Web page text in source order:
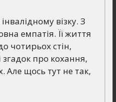
візку. З
емпатія. Її життя
чотирьох стін,
згадок про кохання,
Але щось тут не так,